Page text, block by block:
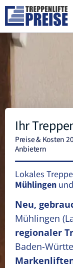
Ihr
Preise & Kosten
Anbietern
Lokales
Mühlingen
Neu,
Mühlingen
regionaler
Baden-